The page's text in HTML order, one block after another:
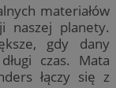
materiałów
naszej planety.
gdy dany
czas. Mata
łączy się z